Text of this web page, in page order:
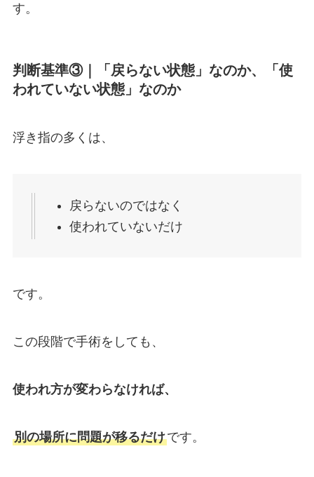
す。
判断基準③｜「戻らない状態」なのか、「使
われていない状態」なのか
浮き指の多くは、
戻らないのではなく
使われていないだけ
です。
この段階で手術をしても、
使われ方が変わらなければ、
別の場所に問題が移るだけです。